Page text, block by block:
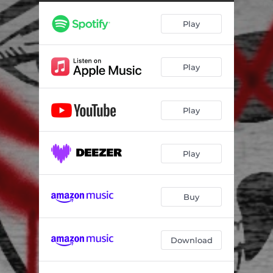
I NO TINDRÀS 03:46
NO EM PARA L' AIRE 01:15
02:28
02:57
MYLOVAH 03:16
Play
Play
Play
Play
Buy
Download